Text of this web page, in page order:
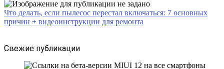
Что делать, если пылесос перестал включаться: 7 основных
причин + видеоинструкции для ремонта
Свежие публикации